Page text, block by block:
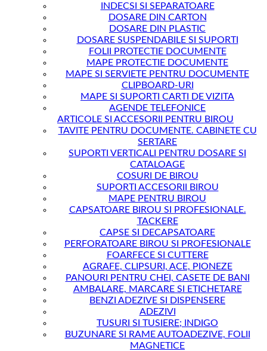
INDECSI SI SEPARATOARE
DOSARE DIN CARTON
DOSARE DIN PLASTIC
DOSARE SUSPENDABILE SI SUPORTI
FOLII PROTECTIE DOCUMENTE
MAPE PROTECTIE DOCUMENTE
MAPE SI SERVIETE PENTRU DOCUMENTE
CLIPBOARD-URI
MAPE SI SUPORTI CARTI DE VIZITA
AGENDE TELEFONICE
ARTICOLE SI ACCESORII PENTRU BIROU
TAVITE PENTRU DOCUMENTE. CABINETE CU
SERTARE
SUPORTI VERTICALI PENTRU DOSARE SI
CATALOAGE
COSURI DE BIROU
SUPORTI ACCESORII BIROU
MAPE PENTRU BIROU
CAPSATOARE BIROU SI PROFESIONALE.
TACKERE
CAPSE SI DECAPSATOARE
PERFORATOARE BIROU SI PROFESIONALE
FOARFECE SI CUTTERE
AGRAFE, CLIPSURI, ACE, PIONEZE
PANOURI PENTRU CHEI, CASETE DE BANI
AMBALARE, MARCARE SI ETICHETARE
BENZI ADEZIVE SI DISPENSERE
ADEZIVI
TUSURI SI TUSIERE; INDIGO
BUZUNARE SI RAME AUTOADEZIVE, FOLII
MAGNETICE